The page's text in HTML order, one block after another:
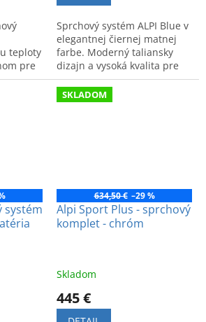
teploty
pre
Sprchový systém ALPI Blue v
elegantnej čiernej matnej
farbe. Moderný taliansky
dizajn a vysoká kvalita pre
maximálny komfort vo vašej
kúpeľni.
systém
SKLADOM
634,50 € –29 %
Alpi Sport Plus - sprchový
komplet - chróm
Skladom
445 €